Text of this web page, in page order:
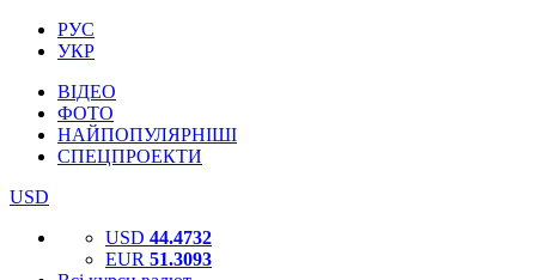
РУС
УКР
ВІДЕО
ФОТО
НАЙПОПУЛЯРНІШІ
СПЕЦПРОЕКТИ
USD
USD 44.4732
EUR 51.3093